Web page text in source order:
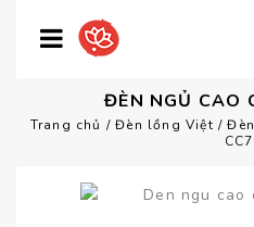
ĐÈN NGỦ CAO
Trang chủ /Đèn lồng Việt /